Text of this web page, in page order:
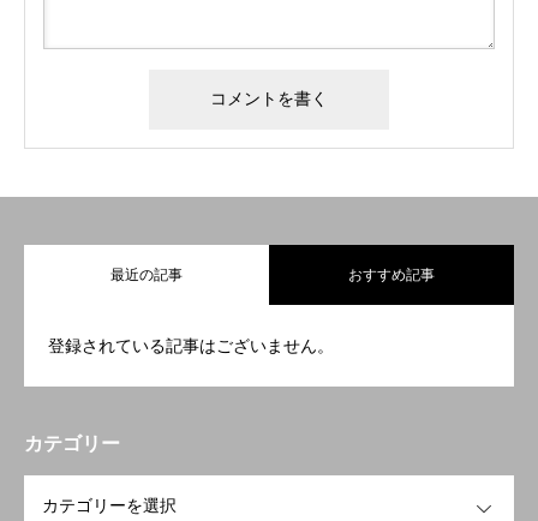
最近の記事 おすすめ記事
登録されている記事はございません。
カテゴリー